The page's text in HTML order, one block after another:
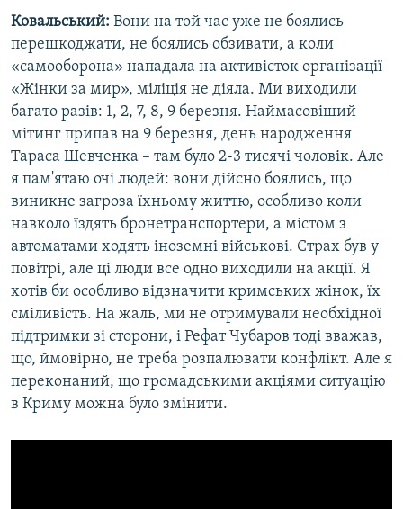
Ковальський: Вони на той час уже не боялись
перешкоджати, не боялись обзивати, а коли
«самооборона» нападала на активісток організації
«Жінки за мир», міліція не діяла. Ми виходили
багато разів: 1, 2, 7, 8, 9 березня. Наймасовіший
мітинг припав на 9 березня, день народження
Тараса Шевченка – там було 2-3 тисячі чоловік. Але
я пам'ятаю очі людей: вони дійсно боялись, що
виникне загроза їхньому життю, особливо коли
навколо їздять бронетранспортери, а містом з
автоматами ходять іноземні військові. Страх був у
повітрі, але ці люди все одно виходили на акції. Я
хотів би особливо відзначити кримських жінок, їх
сміливість. На жаль, ми не отримували необхідної
підтримки зі сторони, і Рефат Чубаров тоді вважав,
що, ймовірно, не треба розпалювати конфлікт. Але я
переконаний, що громадськими акціями ситуацію
в Криму можна було змінити.